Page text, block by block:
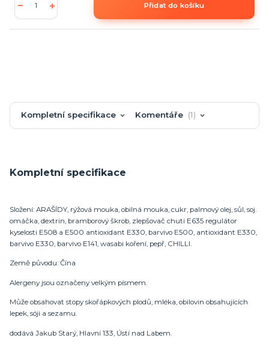
Přidat do košíku
Kompletní specifikace Komentáře 1
Kompletní specifikace
Složení: ARAŠÍDY, rýžová mouka, obilná mouka, cukr, palmový olej, sůl, soj.
omáčka, dextrin, bramborový škrob, zlepšovač chuti E635 regulátor
kyselosti E508 a E500 antioxidant E330, barvivo E500, antioxidant E330,
barvivo E330, barvivo E141, wasabi koření, pepř, CHILLI.
Země původu: Čína
Alergeny jsou označeny velkým písmem.
Může obsahovat stopy skořápkových plodů, mléka, obilovin obsahujících
lepek, sóji a sezamu.
dodává Jakub Starý, Hlavní 133, Ústí nad Labem.